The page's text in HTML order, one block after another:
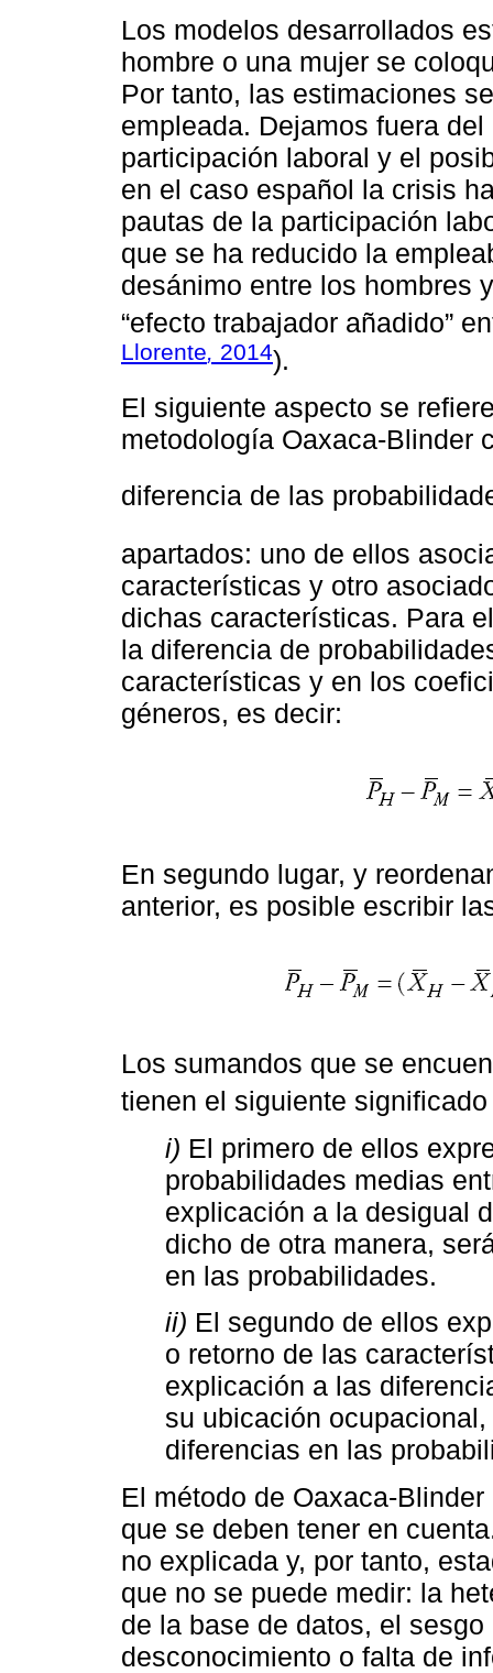
Los modelos desarrollados
hombre o una mujer se
Por tanto, las estimaciones
empleada. Dejamos fuera
participación laboral y el
en el caso español la crisis
pautas de la participación
que se ha reducido la
desánimo entre los hombres
“efecto trabajador añadido”
Llorente, 2014).
El siguiente aspecto se
metodología Oaxaca-Blinder
diferencia de las
apartados: uno de ellos
características y otro
dichas características. Para
la diferencia de
características y en los
géneros, es decir:
En segundo lugar, y
anterior, es posible escribir
Los sumandos que se
tienen el siguiente
i) El primero de ellos
probabilidades medias
explicación a la desigual
dicho de otra manera,
en las probabilidades.
ii) El segundo de ellos
o retorno de las
explicación a las
su ubicación
diferencias en las
El método de Oaxaca-
que se deben tener en
no explicada y, por tanto,
que no se puede medir: la
de la base de datos, el
desconocimiento o falta de